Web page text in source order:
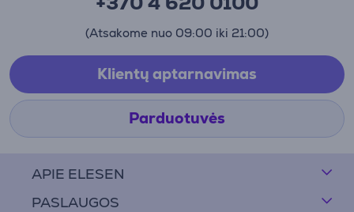
APIE ELESEN
PASLAUGOS
(Atsakome nuo 09:00 iki 21:00)
Klientų aptarnavimas
Parduotuvės